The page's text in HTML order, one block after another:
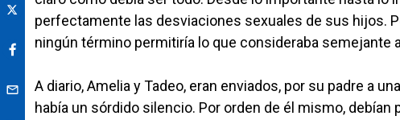
perfectamente las desviaciones sexuales de sus hijos.
ningún término permitiría lo que consideraba semejante
A diario, Amelia y Tadeo, eran enviados, por su padre a
había un sórdido silencio. Por orden de él mismo,